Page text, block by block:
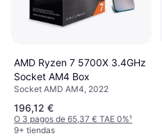
AMD Ryzen 7 5700X 3.4GHz
Socket AM4 Box
Socket AMD AM4, 2022
196,12 €
O 3 pagos de 65,37 € TAE 0%¹
9+ tiendas